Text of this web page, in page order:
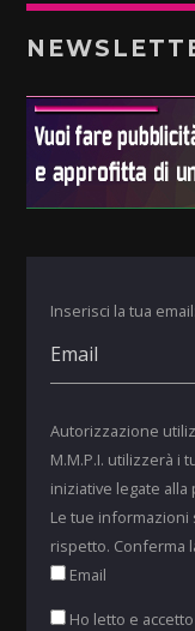
Inserisci la tua email:
Autorizzazione
M.M.P.I. utilizzerà i
iniziative legate
Le tue informazioni
rispetto. Conferma
Email
Ho letto e